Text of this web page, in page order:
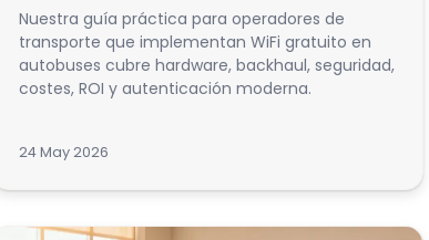
Nuestra guía práctica para operadores de
transporte que implementan WiFi gratuito en
autobuses cubre hardware, backhaul, seguridad,
costes, ROI y autenticación moderna.
24 May 2026